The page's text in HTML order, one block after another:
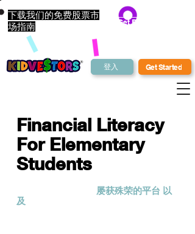
登入 Get Started
下载我们的免费股票市
场指南
Get Bonus Bucks
Financial Literacy
For Elementary
Students
屡获殊荣的平台 以
及